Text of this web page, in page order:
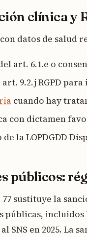
clínica y
datos de salud
art. 6.1.e o
9.2.j RGPD
cuando hay
con dictamen
la LOPDGDD
públicos:
77 sustituye la
incluidos
SNS en 2025. La